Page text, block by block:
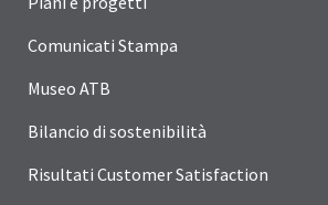
Comunicati Stampa
Museo ATB
Bilancio di sostenibilità
Risultati Customer Satisfaction